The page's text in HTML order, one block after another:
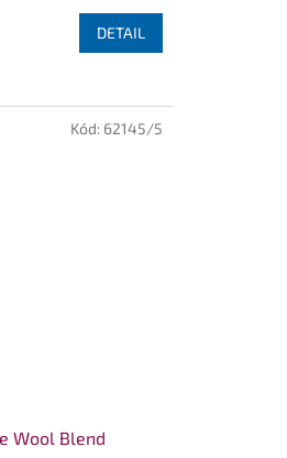
DETAIL
Wool Blend
Kód: 62145/5